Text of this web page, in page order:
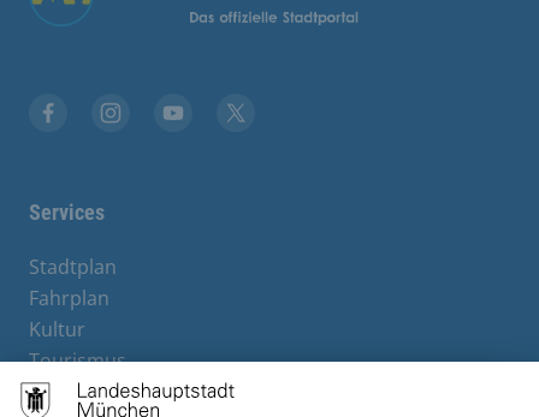
Services
Stadtplan
Fahrplan
Kultur
Tourismus
M-Strom